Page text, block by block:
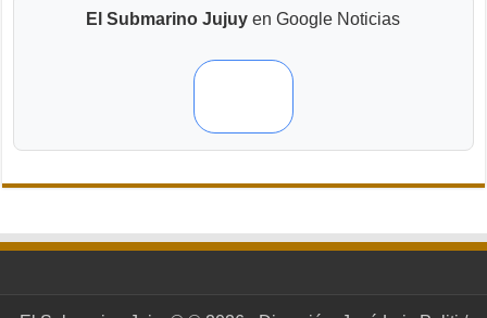
El Submarino Jujuy en Google Noticias